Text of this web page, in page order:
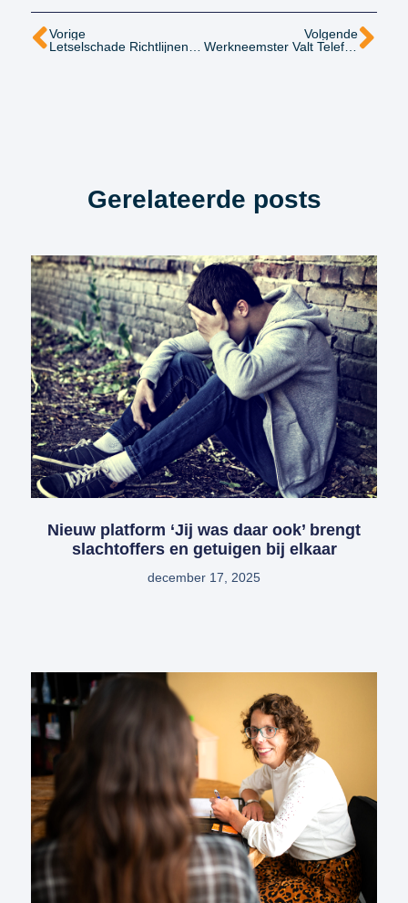
Vorige
Volgende
Werkneemster Valt Telefonerend Van De Trap En Loopt Letsel Op: Werkgever Aansprakelijk?
Gerelateerde posts
Nieuw platform ‘Jij was daar ook’ brengt
slachtoffers en getuigen bij elkaar
december 17, 2025